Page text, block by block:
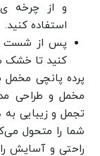
و از چرخه
استفاده کنید.
پس از شست و
کنید تا خشک
پرده پانچی
مخمل و طراحی
تجمل و زیبایی
شما را متحول
راحتی و آسایش